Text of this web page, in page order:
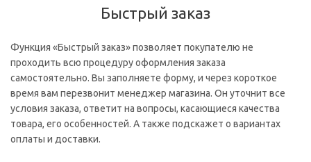
Быстрый заказ
Функция «Быстрый заказ» позволяет покупателю не
проходить всю процедуру оформления заказа
самостоятельно. Вы заполняете форму, и через короткое
время вам перезвонит менеджер магазина. Он уточнит все
условия заказа, ответит на вопросы, касающиеся качества
товара, его особенностей. А также подскажет о вариантах
оплаты и доставки.